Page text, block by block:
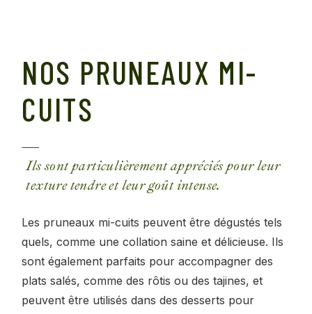
NOS PRUNEAUX MI-
CUITS
Ils sont particulièrement appréciés pour leur
texture tendre et leur goût intense.
Les pruneaux mi-cuits peuvent être dégustés tels
quels, comme une collation saine et délicieuse. Ils
sont également parfaits pour accompagner des
plats salés, comme des rôtis ou des tajines, et
peuvent être utilisés dans des desserts pour